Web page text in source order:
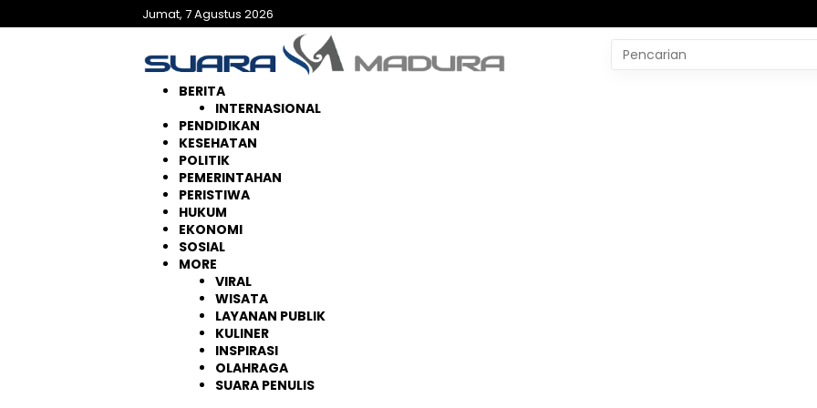
ke
Jumat, 7 Agustus 2026
Pencarian
untuk:
BERITA
INTERNASIONAL
PENDIDIKAN
KESEHATAN
POLITIK
PEMERINTAHAN
PERISTIWA
HUKUM
EKONOMI
SOSIAL
MORE
VIRAL
WISATA
LAYANAN PUBLIK
KULINER
INSPIRASI
OLAHRAGA
SUARA PENULIS